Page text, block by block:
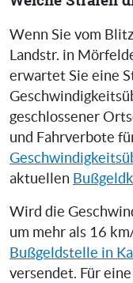
Wenn Sie vom
Landstr. in
erwartet Sie eine
geschlossener
und Fahrverbote
aktuellen
Wird die
um mehr als 16
Bußgeldstelle in
versendet. Für